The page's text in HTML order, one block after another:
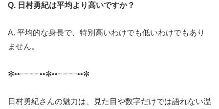
Q. 日村勇紀は平均より高いですか？
A. 平均的な身長で、特別高いわけでも低いわけでもあり
ません。
✼••┈┈┈┈••✼••┈┈┈┈••✼
日村勇紀さんの魅力は、見た目や数字だけでは語れない温